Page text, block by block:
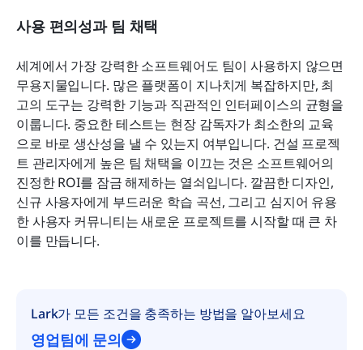
사용 편의성과 팀 채택
세계에서 가장 강력한 소프트웨어도 팀이 사용하지 않으면
무용지물입니다. 많은 플랫폼이 지나치게 복잡하지만, 최
고의 도구는 강력한 기능과 직관적인 인터페이스의 균형을
이룹니다. 중요한 테스트는 현장 감독자가 최소한의 교육
으로 바로 생산성을 낼 수 있는지 여부입니다. 건설 프로젝
트 관리자에게 높은 팀 채택을 이끄는 것은 소프트웨어의
진정한 ROI를 잠금 해제하는 열쇠입니다. 깔끔한 디자인,
신규 사용자에게 부드러운 학습 곡선, 그리고 심지어 유용
한 사용자 커뮤니티는 새로운 프로젝트를 시작할 때 큰 차
이를 만듭니다.
Lark가 모든 조건을 충족하는 방법을 알아보세요
영업팀에 문의